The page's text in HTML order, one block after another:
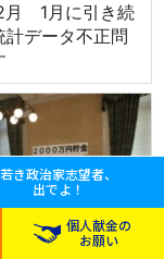
月 1月に引き続
計データ不正問
若き政治家志望者、
出でよ！
個人献金の
お願い